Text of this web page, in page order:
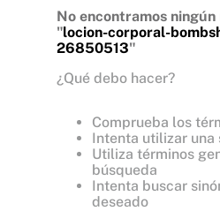
No encontramos
"locion-corporal-
26850513"
¿Qué debo hacer?
Comprueba los
Intenta utilizar una
Utiliza términos
búsqueda
Intenta buscar
deseado